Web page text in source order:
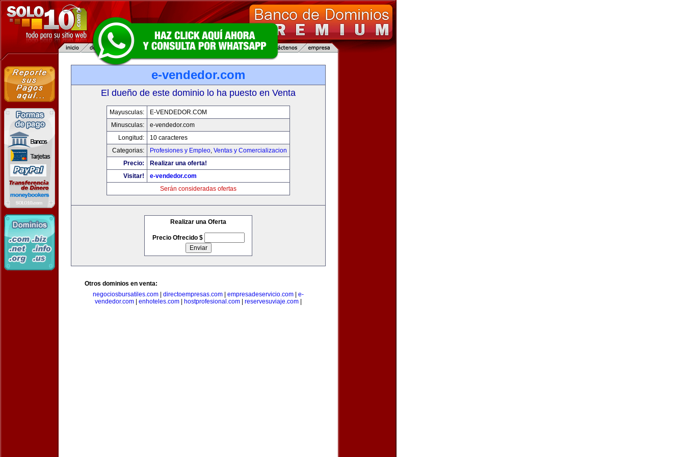
e-vendedor.com
El dueño de este dominio lo ha puesto en Venta
Mayusculas:
E-VENDEDOR.COM
Minusculas:
e-vendedor.com
Longitud:
10 caracteres
Categorias:
Profesiones y Empleo, Ventas y Comercializacion
Precio:
Realizar una oferta!
Visitar!
e-vendedor.com
Serán consideradas ofertas
Realizar una Oferta
Precio Ofrecido $
Otros dominios en venta:
negociosbursatiles.com
directoempresas.com empresadeservicio.com
e-
vendedor.com
enhoteles.com hostprofesional.com reservesuviaje.com